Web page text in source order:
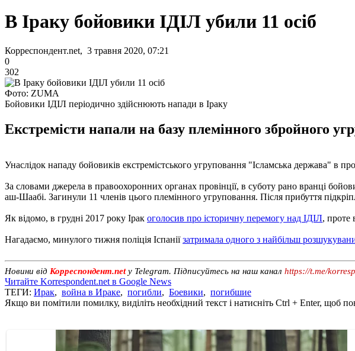
В Іраку бойовики ІДІЛ убили 11 осіб
Корреспондент.net, 3 травня 2020, 07:21
0
302
Фото: ZUMA
Бойовики ІДІЛ періодично здійснюють напади в Іраку
Екстремісти напали на базу племінного збройного
Унаслідок нападу бойовиків екстремістського угруповання "Ісламська держава" в
За словами джерела в правоохоронних органах провінції, в суботу рано вранці
аш-Шаабі. Загинули 11 членів цього племінного угруповання. Після прибуття
Як відомо, в грудні 2017 року Ірак оголосив про історичну перемогу над ІДІЛ, проте
Нагадаємо, минулого тижня поліція Іспаніїзатримала одного з найбільш
Новини від Корреспондент.netу Telegram. Підписуйтесь на наш канал https://t.me/
Читайте Korrespondent.net в Google News
ТЕГИ: Ирак, война в Ираке, погибли, Боевики, погибшие
Якщо ви помітили помилку, виділіть необхідний текст і натисніть Ctrl + Enter, щоб